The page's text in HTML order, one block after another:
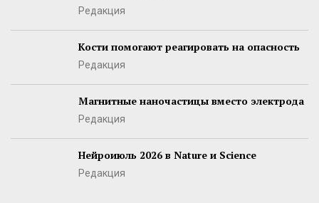
Редакция
Кости помогают реагировать на опасность
Редакция
Магнитные наночастицы вместо электрода
Редакция
Нейроиюль 2026 в Nature и Science
Редакция